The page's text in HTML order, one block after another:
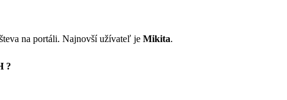
na portáli. Najnovší užívateľ je Mikita.
?